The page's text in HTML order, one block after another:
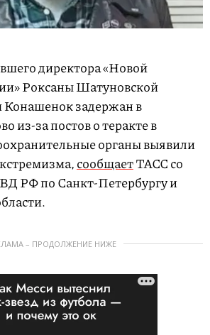
директора «Новой
Роксаны Шатуновской
задержан в
из-за постов о теракте в
органы выявили
сообщаетТАСС со
РФ по Санкт-Петербургу и
– ПРОДОЛЖЕНИЕ НИЖЕ